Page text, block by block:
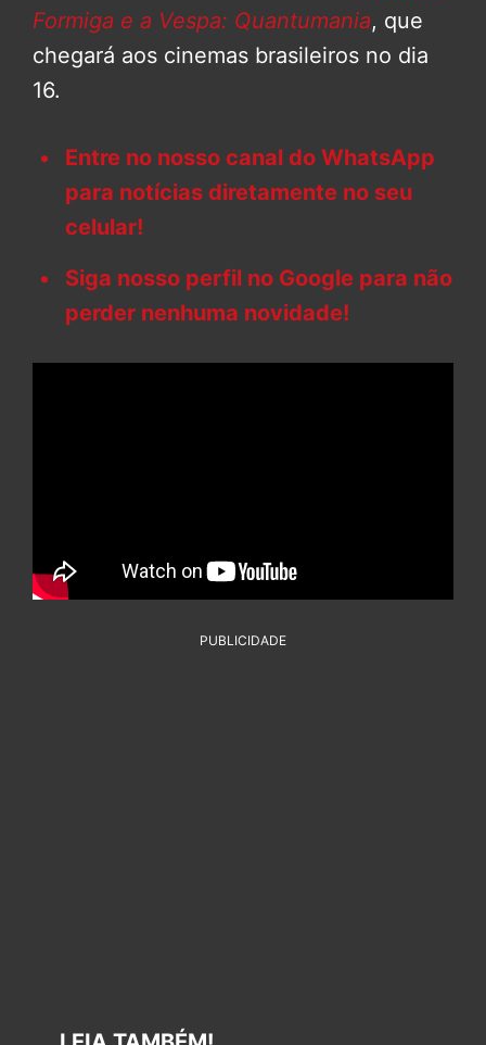
Formiga e a Vespa: Quantumania, que
chegará aos cinemas brasileiros no dia
16.
Entre no nosso canal do WhatsApp
para notícias diretamente no seu
celular!
Siga nosso perfil no Google para não
perder nenhuma novidade!
PUBLICIDADE